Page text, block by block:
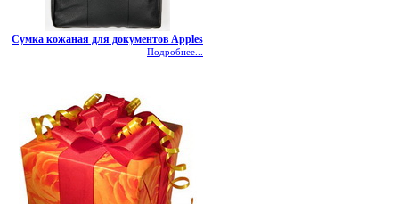
Сумка кожаная для документов Apples
Подробнее...